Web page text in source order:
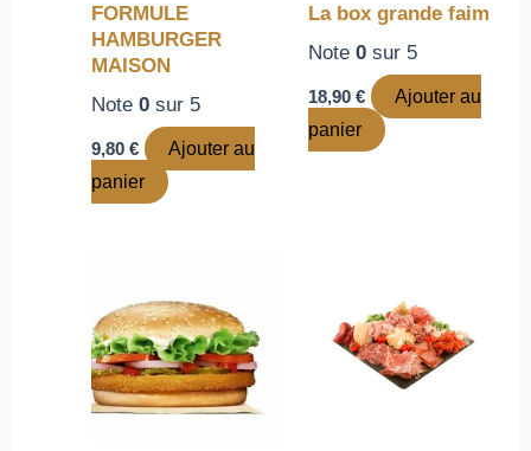
FORMULE
HAMBURGER
MAISON
Note0 sur 5
9,80€
Ajouter au
panier
La box grande faim
Note 0sur 5
18,90 €
Ajouter au
panier